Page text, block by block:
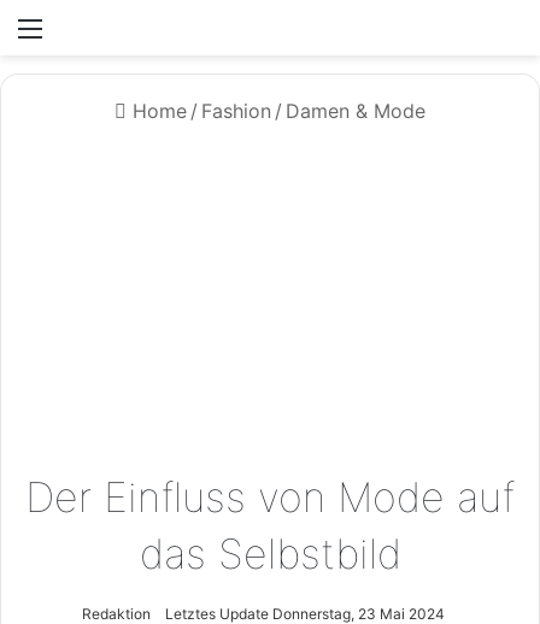
Home / Fashion / Damen & Mode
Der Einfluss von Mode auf
das Selbstbild
Redaktion Letztes Update Donnerstag, 23 Mai 2024